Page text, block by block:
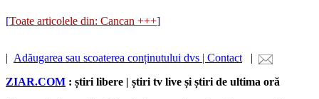
[Toate articolele din: Cancan +++]
| Adăugarea sau scoaterea conținutului dvs | Contact |
ZIAR.COM : știri libere | știri tv live și știri de ultima oră